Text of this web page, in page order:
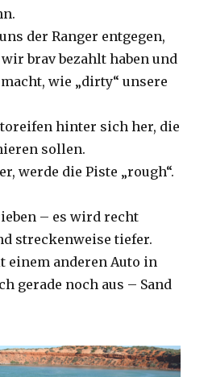
der Ranger entgegen,
brav bezahlt haben und
wie „dirty“ unsere
hinter sich her, die
sollen.
werde die Piste „rough“.
– es wird recht
streckenweise tiefer.
einem anderen Auto in
gerade noch aus – Sand